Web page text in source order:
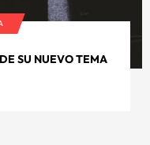
SU NUEVO TEMA